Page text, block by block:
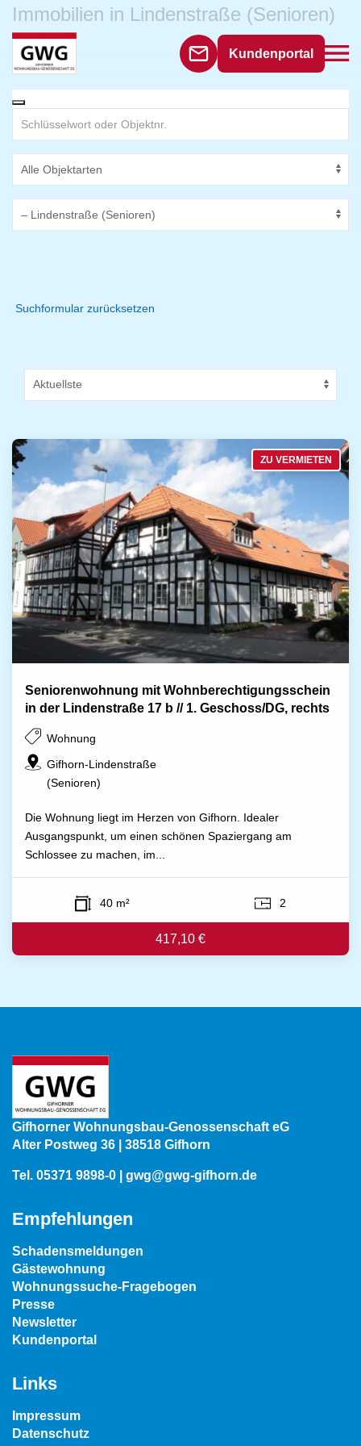
Kundenportal
Immobilien in Lindenstraße (Senioren)
Suchformular zurücksetzen
Seniorenwohnung mit Wohnberechtigungsschein
in der Lindenstraße 17 b // 1. Geschoss/DG, rechts
Wohnung
Gifhorn-Lindenstraße
(Senioren)
Die Wohnung liegt im Herzen von Gifhorn. Idealer
Ausgangspunkt, um einen schönen Spaziergang am
Schlossee zu machen, im...
40 m² 2
417,10 €
ZU VERMIETEN
Gifhorner Wohnungsbau-Genossenschaft eG
Alter Postweg 36 | 38518 Gifhorn
Tel. 05371 9898-0 gwg@gwg-gifhorn.de
Empfehlungen
Schadensmeldungen
Gästewohnung
Wohnungssuche-Fragebogen
Presse
Newsletter
Kundenportal
Links
Impressum
Datenschutz